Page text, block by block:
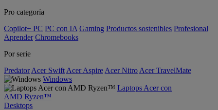
Pro categoría
Copilot+ PC PC con IA Gaming Productos sostenibles Profesional
Aprender Chromebooks
Por serie
Predator Acer Swift Acer Aspire Acer Nitro Acer TravelMate
Windows
Laptops Acer con
AMD Ryzen™
Desktops